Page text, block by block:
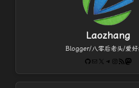
Laozhang
Blogger/八零后老头/爱好
GitHub
电子邮件 X Telegram
Instagram
RSS Feed